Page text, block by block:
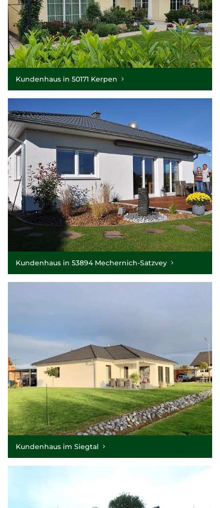
Kundenhaus in 50171 Kerpen
Kundenhaus in 53894 Mechernich-Satzvey
Kundenhaus im Siegtal